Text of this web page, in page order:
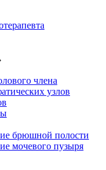
члена
узлов
брюшной полости
мочевого пузыря